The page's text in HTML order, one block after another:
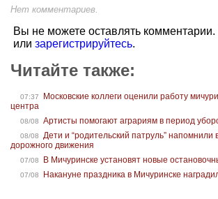
Нет комментариев.
Вы не можете оставлять
или зарегистрируйтесь.
Читайте также:
07:37
Московские коллеги оценили работу
центра
08/08 Артисты помогают аграриям в период
08/08
Дети и “родительский патруль”
дорожного движения
07/08 В Мичуринске установят новые
07/08 Накануне праздника в Мичуринске